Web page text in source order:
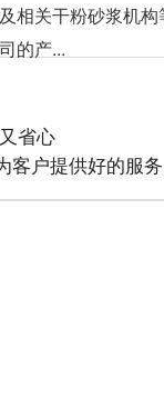
相关干粉砂浆机
的产...
省心
客户提供好的服务